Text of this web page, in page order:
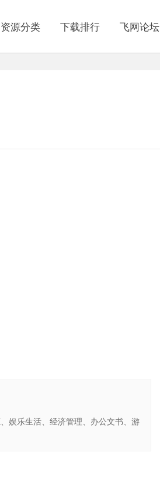
资源分类 下载排行 飞网论坛
娱乐生活、经济管理、办公文书、游